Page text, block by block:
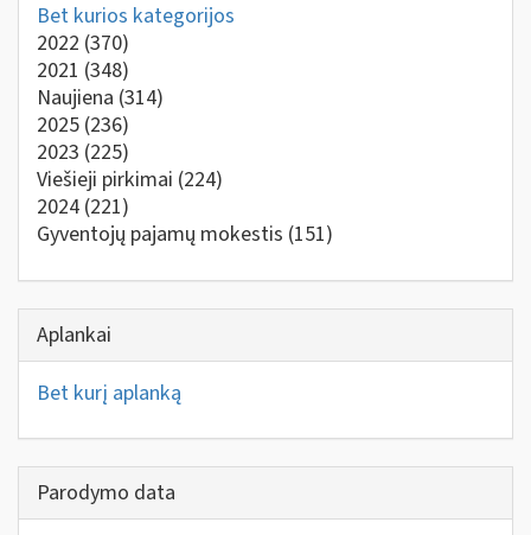
Bet kurios kategorijos
2022 (370)
2021 (348)
Naujiena (314)
2025 (236)
2023 (225)
Viešieji pirkimai (224)
2024 (221)
Gyventojų pajamų mokestis (151)
Aplankai
Bet kurį aplanką
Parodymo data